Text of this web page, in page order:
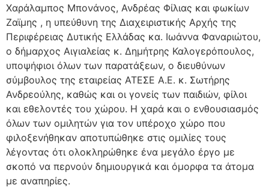
Χαράλαμπος Μπονάνος, Ανδρέας Φίλιας και φωκίων
Ζαϊμης , η υπεύθυνη της Διαχειριστικής Αρχής της
Περιφέρειας Δυτικής Ελλάδας κα. Ιωάννα Φαναριώτου,
ο δήμαρχος Αιγιαλείας κ. Δημήτρης Καλογερόπουλος,
υποψήφιοι όλων των παρατάξεων, ο διευθύνων
σύμβουλος της εταιρείας ΑΤΕΣΕ Α.Ε. κ. Σωτήρης
Ανδρεούλης, καθώς και οι γονείς των παιδιών, φίλοι
και εθελοντές του χώρου. Η χαρά και ο ενθουσιασμός
όλων των ομιλητών για τον υπέροχο χώρο που
φιλοξενήθηκαν αποτυπώθηκε στις ομιλίες τους
λέγοντας ότι ολοκληρώθηκε ένα μεγάλο έργο με
σκοπό να περνούν δημιουργικά και όμορφα τα άτομα
με αναπηρίες.